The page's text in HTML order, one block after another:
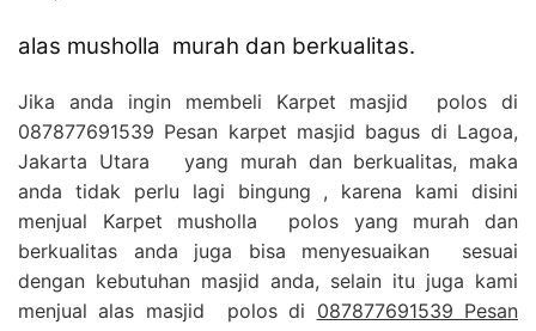
alas musholla murah dan berkualitas.
Jika anda ingin membeli Karpet masjid polos di
087877691539 Pesan karpet masjid bagus di Lagoa,
Jakarta Utara yang murah dan berkualitas, maka
anda tidak perlu lagi bingung , karena kami disini
menjual Karpet musholla polos yang murah dan
berkualitas anda juga bisa menyesuaikan sesuai
dengan kebutuhan masjid anda, selain itu juga kami
menjual alas masjid polos di 087877691539 Pesan